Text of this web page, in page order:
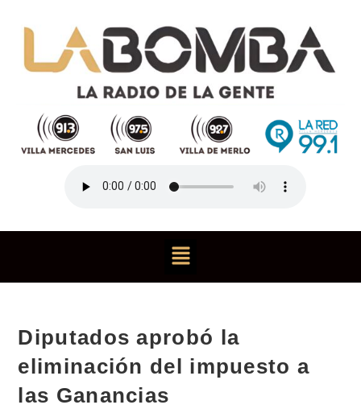
Diputados aprobó la
eliminación del impuesto a
las Ganancias